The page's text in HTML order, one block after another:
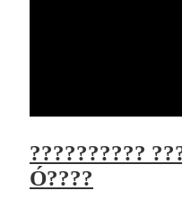
??????????
Ó????